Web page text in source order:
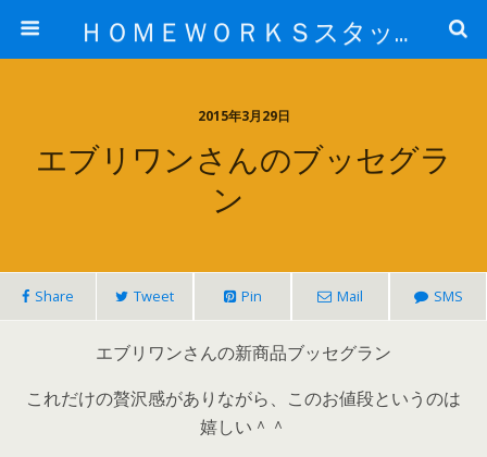
ＨＯＭＥＷＯＲＫＳスタッフ日記ブログ
2015年3月29日
エブリワンさんのブッセグラ
ン
Share Tweet Pin Mail SMS
エブリワンさんの新商品ブッセグラン
これだけの贅沢感がありながら、このお値段というのは
嬉しい＾＾